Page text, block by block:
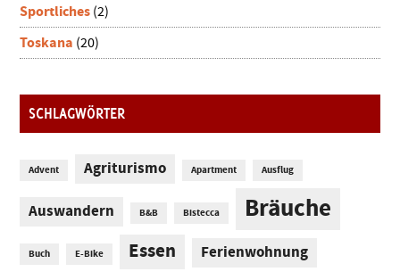
Sportliches (2)
Toskana (20)
SCHLAGWÖRTER
Advent Agriturismo Apartment Ausflug
Auswandern B&B Bistecca Bräuche
Buch E-Bike Essen Ferienwohnung